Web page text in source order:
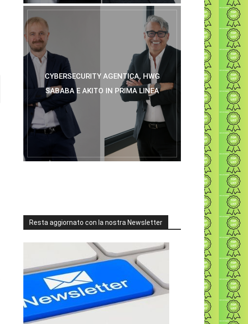
CYBERSECURITY AGENTICA, HWG
SABABA E AKITO IN PRIMA LINEA
Resta aggiornato con la nostra Newsletter